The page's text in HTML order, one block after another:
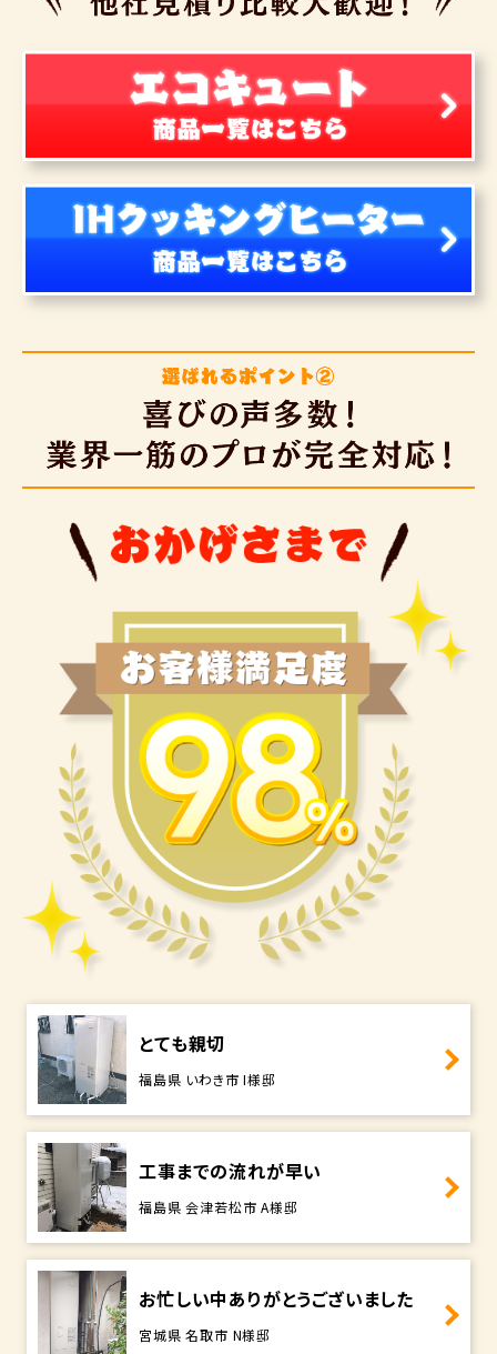
とても親切
福島県 いわき市 I様邸
工事までの流れが早い
福島県 会津若松市 A様邸
お忙しい中ありがとうございました
宮城県 名取市 N様邸